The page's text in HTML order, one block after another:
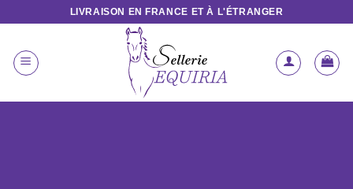
contenu
LIVRAISON EN FRANCE ET À L'ÉTRANGER